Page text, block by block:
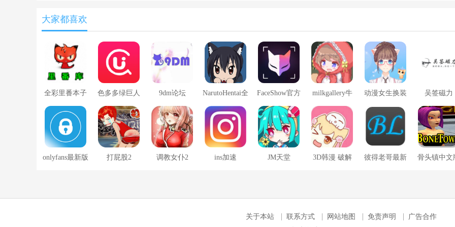
大家都喜欢
全彩里番本子
库acg最新版
色多多绿巨人 9dm论坛 NarutoHentai全
彩本子
FaceShow官方
版
milkgallery牛 动漫女生换装 吴签磁力
onlyfans最新版 打屁股2 调教女仆2 ins加速 JM天堂 3D韩漫 破解 彼得老哥最新 骨头镇中文
关于本站 联系方式 网站地图 免责声明
广告合作